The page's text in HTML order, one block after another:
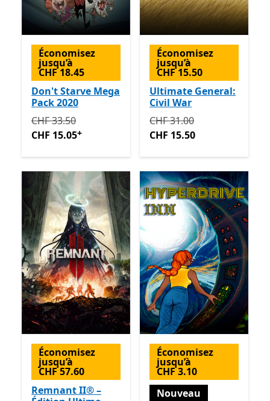
Économisez
jusqu’à
CHF 18.45
Don't Starve Mega
Pack 2020
Initialement CHF 33.50 maintenant CHF 15.05
CHF 33.50
CHF 15.05+
Économisez
jusqu’à
CHF 15.50
Ultimate General:
Civil War
Initialement CHF 31.00
CHF 31.00
CHF 15.50
Économisez
jusqu’à
CHF 57.60
Remnant II® –
Économisez
jusqu’à
CHF 3.10
Nouveau